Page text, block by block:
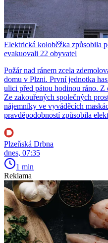
Elektrická koloběžka způsobila
evakuovali 22 obyvatel
Požár nad ránem zcela
domu v Plzni. První jednotka
ulici před pátou hodinou ráno.
Ze zakouřených společných
nájemníky ve vyváděcích
pravděpodobností způsobila
Plzeňská Drbna
dnes, 07:35
1 min
Reklama